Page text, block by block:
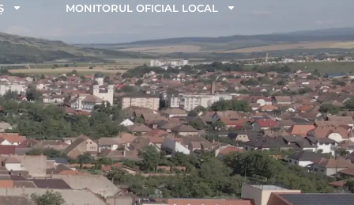
MONITORUL OFICIAL LOCAL